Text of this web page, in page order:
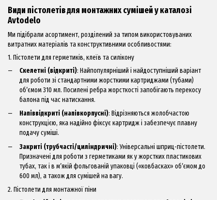
Види пістолетів для монтажних сумішей у каталозі
Avtodelo
Ми підібрали асортимент, розділений за типом використовуваних
витратних матеріалів та конструктивними особливостями:
1. Пістолети для герметиків, клеїв та силікону
Скелетні (відкриті): Найпопулярніший і найдоступніший варіант
для роботи зі стандартними жорсткими картриджами (тубами)
об’ємом 310 мл. Посилені ребра жорсткості запобігають перекосу
балона під час натискання.
Напіввідкриті (напівкорпусні): Відрізняються жолобчастою
конструкцією, яка надійно фіксує картридж і забезпечує плавну
подачу суміші.
Закриті (трубчасті/циліндричні): Універсальні шприц-пістолети.
Призначені для роботи з герметиками як у жорстких пластикових
тубах, так і в м’якій фольгованій упаковці («ковбасках» об’ємом до
600 мл), а також для сумішей на вагу.
2. Пістолети для монтажної піни